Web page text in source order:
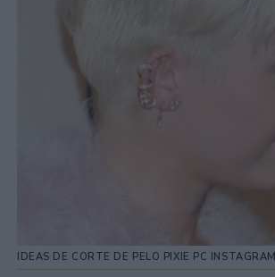
IDEAS DE CORTE DE PELO PIXIE PC INSTAGRAM